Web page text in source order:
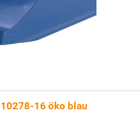
16 öko blau